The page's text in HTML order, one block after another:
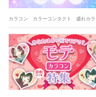
カラコン カラーコンタクト 盛れカ